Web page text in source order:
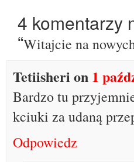
4 komentarzy
“Witajcie na
Tetiisheri on 1
Bardzo tu
kciuki za udaną
Odpowiedz